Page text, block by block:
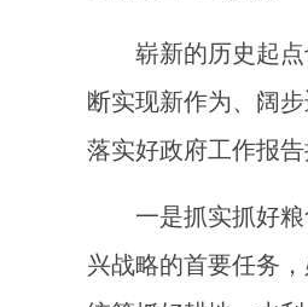
崭新的历史起
断实现新作为、阔
落实好政府工作报
一是抓实抓好
兴战略的首要任务